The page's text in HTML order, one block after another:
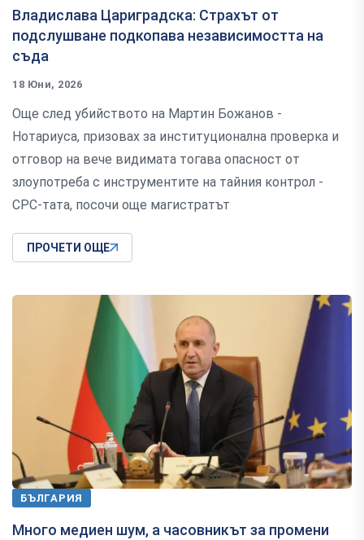
Владислава Цариградска: Страхът от
подслушване подкопава независимостта на
съда
18 Юни, 2026
Още след убийството на Мартин Божанов -
Нотариуса, призовах за институционална проверка и
отговор на вече видимата тогава опасност от
злоупотреба с инструментите на тайния контрол -
СРС-тата, посочи още магистратът
ПРОЧЕТИ ОЩЕ
БЪЛГАРИЯ
Много медиен шум, а часовникът за промени